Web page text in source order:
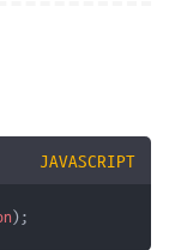
JAVASCRIPT
);